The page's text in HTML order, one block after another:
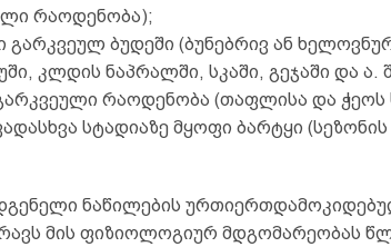
რაოდენობა);
გარკვეულ ბუდეში (ბუნებრივ ან
კლდის ნაპრალში, სკაში, გეჯაში და ა.
გარკვეული რაოდენობა (თაფლისა და ჭეოს
სტადიაზე მყოფი ბარტყი (სეზონის
ნაწილების
მის ფიზიოლოგიურ მდგომარეობას